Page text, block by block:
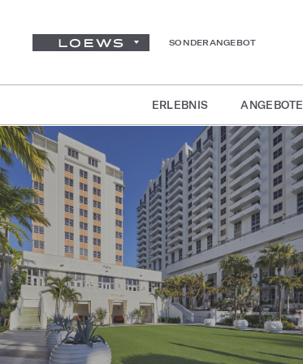
SONDERANGEBOT
ERLEBNIS ANGEBOTE